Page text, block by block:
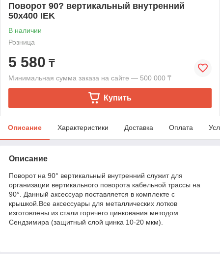
Поворот 90? вертикальный внутренний
50х400 IEK
В наличии
Розница
5 580 ₸
Минимальная сумма заказа на сайте — 500 000 ₸
Купить
Описание Характеристики Доставка Оплата
Описание
Поворот на 90° вертикальный внутренний служит для
организации вертикального поворота кабельной трассы на
90°. Данный аксессуар поставляется в комплекте с
крышкой.Все аксессуары для металлических лотков
изготовлены из стали горячего цинкования методом
Сендзимира (защитный слой цинка 10-20 мкм).